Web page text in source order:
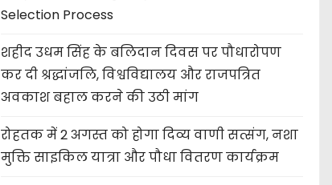
Selection Process
शहीद उधम सिंह के बलिदान दिवस पर पौधारोपण
कर दी श्रद्धांजलि, विश्वविद्यालय और राजपत्रित
अवकाश बहाल करने की उठी मांग
रोहतक में 2 अगस्त को होगा दिव्य वाणी सत्संग, नशा
मुक्ति साइकिल यात्रा और पौधा वितरण कार्यक्रम